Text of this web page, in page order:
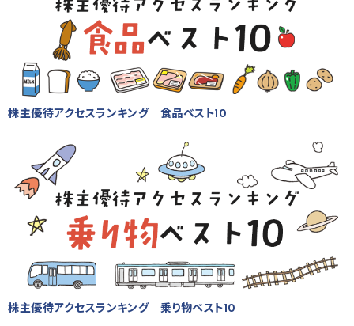
株主優待アクセスランキング 食品ベスト10
株主優待アクセスランキング 乗り物ベスト10